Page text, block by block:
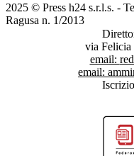
2025 © Press h24 s.r.l.s. -
Ragusa n. 1/2013
via Felicia
email:
email: